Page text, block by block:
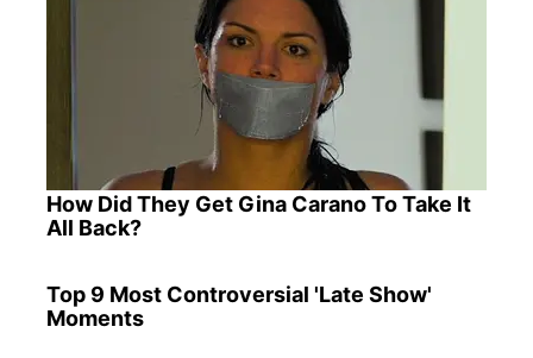
How Did They Get Gina Carano To Take It
All Back?
Top 9 Most Controversial 'Late Show'
Moments